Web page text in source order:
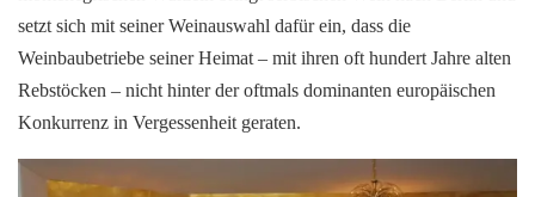
setzt sich mit seiner Weinauswahl dafür ein, dass die
Weinbaubetriebe seiner Heimat – mit ihren oft hundert Jahre alten
Rebstöcken – nicht hinter der oftmals dominanten europäischen
Konkurrenz in Vergessenheit geraten.